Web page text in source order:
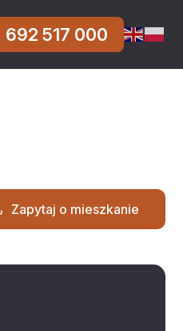
692 517 000
Zapytaj o mieszkanie